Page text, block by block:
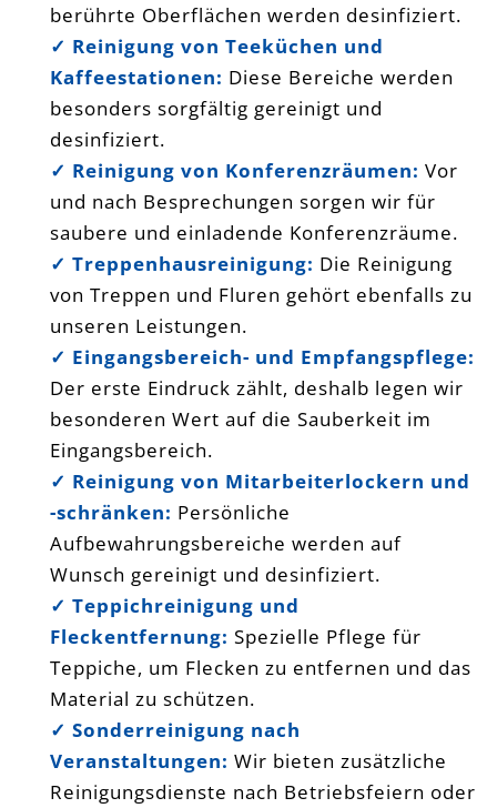
berührte Oberflächen werden desinfiziert.
✓ Reinigung von Teeküchen und
Kaffeestationen: Diese Bereiche werden
besonders sorgfältig gereinigt und
desinfiziert.
✓ Reinigung von Konferenzräumen: Vor
und nach Besprechungen sorgen wir für
saubere und einladende Konferenzräume.
✓ Treppenhausreinigung: Die Reinigung
von Treppen und Fluren gehört ebenfalls zu
unseren Leistungen.
✓ Eingangsbereich- und Empfangspflege:
Der erste Eindruck zählt, deshalb legen wir
besonderen Wert auf die Sauberkeit im
Eingangsbereich.
✓ Reinigung von Mitarbeiterlockern und
-schränken: Persönliche
Aufbewahrungsbereiche werden auf
Wunsch gereinigt und desinfiziert.
✓ Teppichreinigung und
Fleckentfernung: Spezielle Pflege für
Teppiche, um Flecken zu entfernen und das
Material zu schützen.
✓ Sonderreinigung nach
Veranstaltungen: Wir bieten zusätzliche
Reinigungsdienste nach Betriebsfeiern oder